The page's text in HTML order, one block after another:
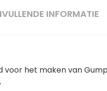
INFORMATIE
voor het maken van